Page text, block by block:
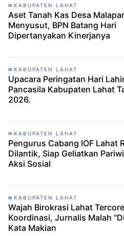
KABUPATEN LAHAT
Aset Tanah Kas Desa
Menyusut, BPN Batang Hari
Dipertanyakan Kinerjanya
KABUPATEN LAHAT
Upacara Peringatan Hari
Pancasila Kabupaten Lahat
2026.
KABUPATEN LAHAT
Pengurus Cabang IOF Lahat
Dilantik, Siap Geliatkan
Aksi Sosial
KABUPATEN LAHAT
Wajah Birokrasi Lahat
Koordinasi, Jurnalis Malah
Kata Makian